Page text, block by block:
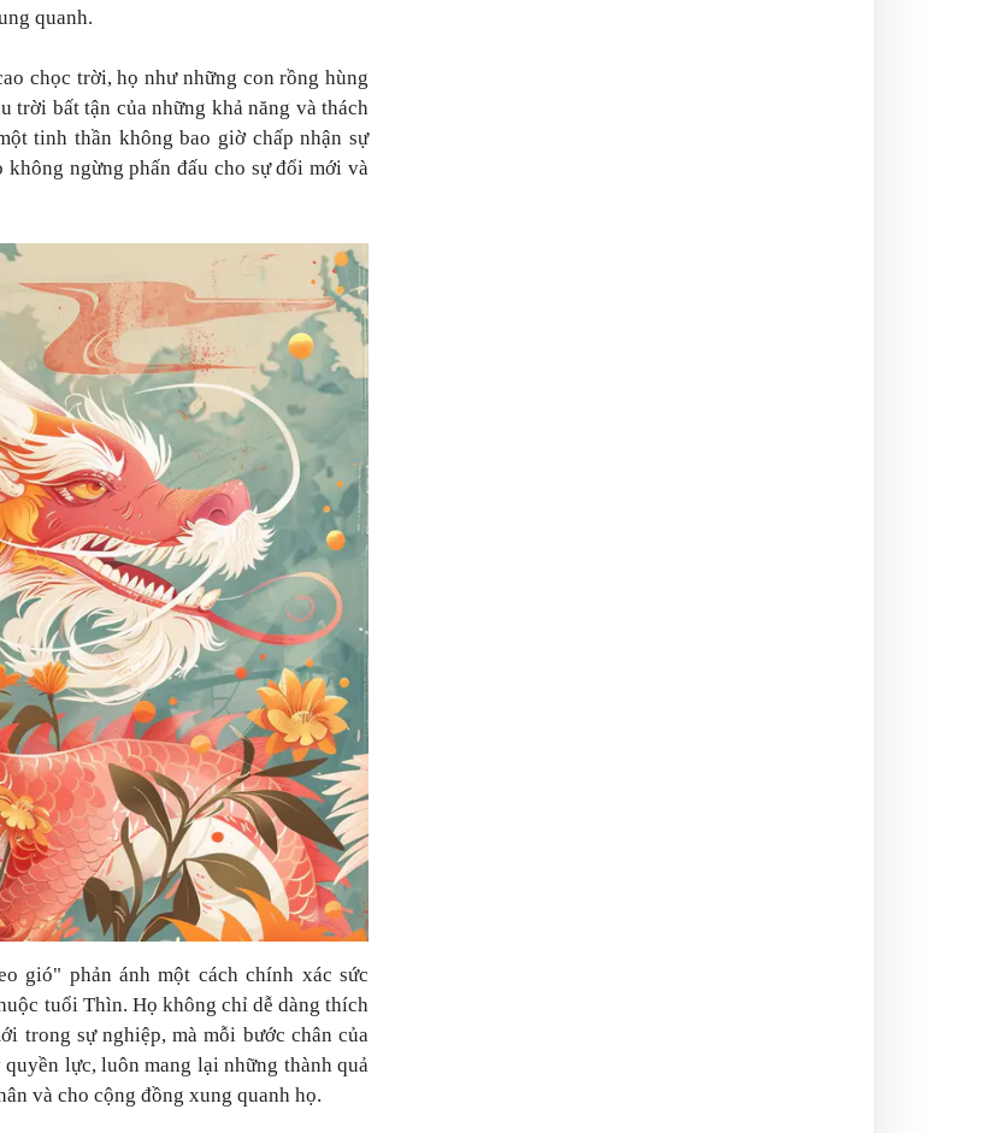
quanh.
chọc trời, họ như những con rồng hùng
trời bất tận của những khả năng và thách
tinh thần không bao giờ chấp nhận sự
ngừng phấn đấu cho sự đổi mới và
gió" phản ánh một cách chính xác sức
tuổi Thìn. Họ không chỉ dễ dàng thích
trong sự nghiệp, mà mỗi bước chân của
lực, luôn mang lại những thành quả
và cho cộng đồng xung quanh họ.